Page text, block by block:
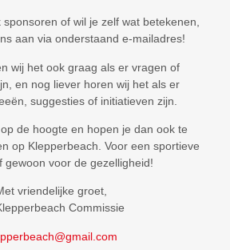
sponsoren of wil je zelf wat betekenen,
aan via onderstaand e-mailadres!
wij het ook graag als er vragen of
en nog liever horen wij het als er
suggesties of initiatieven zijn.
de hoogte en hopen je dan ook te
op Klepperbeach. Voor een sportieve
gewoon voor de gezelligheid!
vriendelijke groet,
Commissie